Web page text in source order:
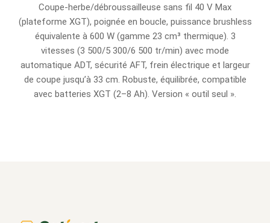
Coupe-herbe/débroussailleuse sans fil 40 V Max
(plateforme XGT), poignée en boucle, puissance brushless
équivalente à 600 W (gamme 23 cm³ thermique). 3
vitesses (3 500/5 300/6 500 tr/min) avec mode
automatique ADT, sécurité AFT, frein électrique et largeur
de coupe jusqu’à 33 cm. Robuste, équilibrée, compatible
avec batteries XGT (2–8 Ah). Version « outil seul ».